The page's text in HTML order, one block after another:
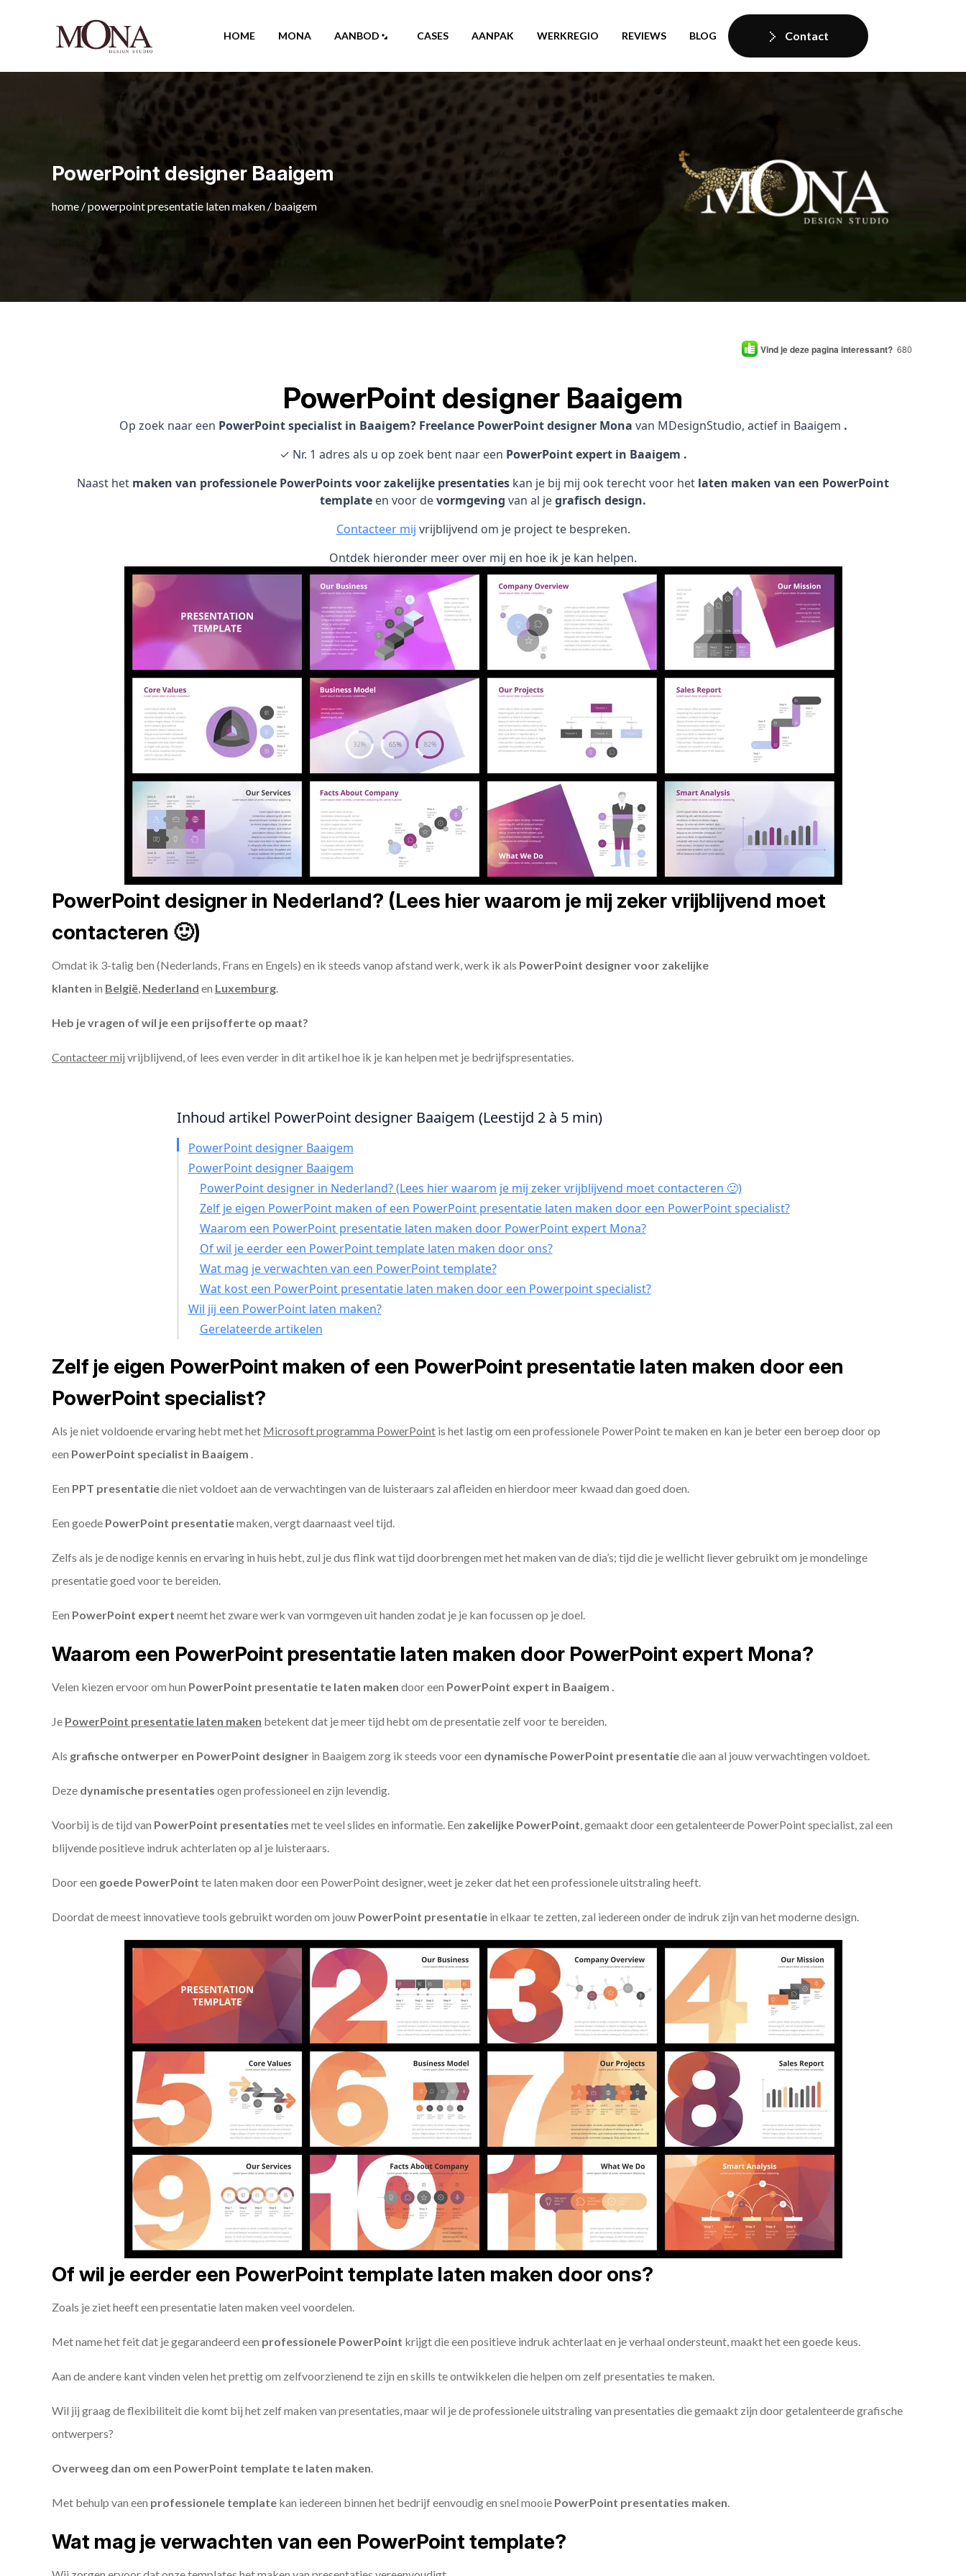
HOME MONA AANBOD CASES AANPAK WERKREGIO REVIEWS BLOG Contact
PowerPoint designer Baaigem
home /powerpoint presentatie laten maken/baaigem
Vind je deze pagina interessant? 680
PowerPoint designer Baaigem
Op zoek naar een PowerPoint specialist in Baaigem? Freelance PowerPoint designer Mona van MDesignStudio, actief in Baaigem .
✓ Nr. 1 adres als u op zoek bent naar een PowerPoint expert in Baaigem .
Naast het maken van professionele PowerPoints voor zakelijke presentaties kan je bij mij ook terecht voor het laten maken van een PowerPoint
template en voor devormgeving van al jegrafisch design.
Contacteer mij vrijblijvend om je project te bespreken.
Ontdek hieronder meer over mij en hoe ik je kan helpen.
PowerPoint designer in Nederland? (Lees hier waarom je mij zeker vrijblijvend moet
contacteren 🙂)
Omdat ik 3-talig ben (Nederlands, Frans en Engels) en ik steeds vanop afstand werk, werk ik als PowerPoint designer voor zakelijke
klanten in België, Nederland en Luxemburg.
Heb je vragen of wil je een prijsofferte op maat?
Contacteer mij vrijblijvend, of lees even verder in dit artikel hoe ik je kan helpen met je bedrijfspresentaties.
Inhoud artikel PowerPoint designer Baaigem (Leestijd 2 à 5 min)
PowerPoint designer Baaigem
PowerPoint designer Baaigem
PowerPoint designer in Nederland? (Lees hier waarom je mij zeker vrijblijvend moet contacteren 🙂)
Zelf je eigen PowerPoint maken of een PowerPoint presentatie laten maken door een PowerPoint specialist?
Waarom een PowerPoint presentatie laten maken door PowerPoint expert Mona?
Of wil je eerder een PowerPoint template laten maken door ons?
Wat mag je verwachten van een PowerPoint template?
Wat kost een PowerPoint presentatie laten maken door een Powerpoint specialist?
Wil jij een PowerPoint laten maken?
Gerelateerde artikelen
Zelf je eigen PowerPoint maken of een PowerPoint presentatie laten maken door een
PowerPoint specialist?
Als je niet voldoende ervaring hebt met het Microsoft programma PowerPoint is het lastig om een professionele PowerPoint te maken en kan je beter een beroep door op
een PowerPoint specialist in Baaigem .
Een PPT presentatiedie niet voldoet aan de verwachtingen van de luisteraars zal afleiden en hierdoor meer kwaad dan goed doen.
Een goede PowerPoint presentatiemaken, vergt daarnaast veel tijd.
Zelfs als je de nodige kennis en ervaring in huis hebt, zul je dus flink wat tijd doorbrengen met het maken van de dia’s; tijd die je wellicht liever gebruikt om je mondelinge
presentatie goed voor te bereiden.
Een PowerPoint expert neemt het zware werk van vormgeven uit handen zodat je je kan focussen op je doel.
Waarom een PowerPoint presentatie laten maken door PowerPoint expert Mona?
Velen kiezen ervoor om hun PowerPoint presentatie te laten maken door een PowerPoint expert in Baaigem .
Je PowerPoint presentatie laten maken betekent dat je meer tijd hebt om de presentatie zelf voor te bereiden.
Als grafische ontwerper en PowerPoint designer in Baaigem zorg ik steeds voor een dynamische PowerPoint presentatiedie aan al jouw verwachtingen voldoet.
Deze dynamische presentaties ogen professioneel en zijn levendig.
Voorbij is de tijd van PowerPoint presentaties met te veel slides en informatie. Een zakelijke PowerPoint, gemaakt door een getalenteerde PowerPoint specialist, zal een
blijvende positieve indruk achterlaten op al je luisteraars.
Door een goede PowerPoint te laten maken door een PowerPoint designer, weet je zeker dat het een professionele uitstraling heeft.
Doordat de meest innovatieve tools gebruikt worden om jouw PowerPoint presentatie in elkaar te zetten, zal iedereen onder de indruk zijn van het moderne design.
Of wil je eerder een PowerPoint template laten maken door ons?
Zoals je ziet heeft een presentatie laten maken veel voordelen.
Met name het feit dat je gegarandeerd een professionele PowerPoint krijgt die een positieve indruk achterlaat en je verhaal ondersteunt, maakt het een goede keus.
Aan de andere kant vinden velen het prettig om zelfvoorzienend te zijn en skills te ontwikkelen die helpen om zelf presentaties te maken.
Wil jij graag de flexibiliteit die komt bij het zelf maken van presentaties, maar wil je de professionele uitstraling van presentaties die gemaakt zijn door getalenteerde grafische
ontwerpers?
Overweeg dan om een PowerPoint template te laten maken.
Met behulp van een professionele template kan iedereen binnen het bedrijf eenvoudig en snel mooie PowerPoint presentaties maken.
Wat mag je verwachten van een PowerPoint template?